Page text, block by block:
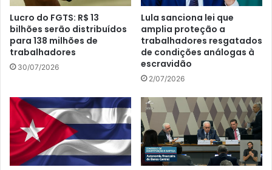
Lucro do FGTS: R$ 13
bilhões serão distribuídos
para 138 milhões de
trabalhadores
30/07/2026
Lula sanciona lei que
amplia proteção a
trabalhadores resgatados
de condições análogas à
escravidão
2/07/2026